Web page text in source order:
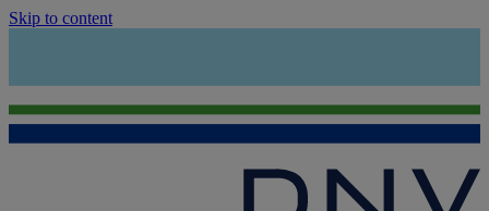
Skip to content